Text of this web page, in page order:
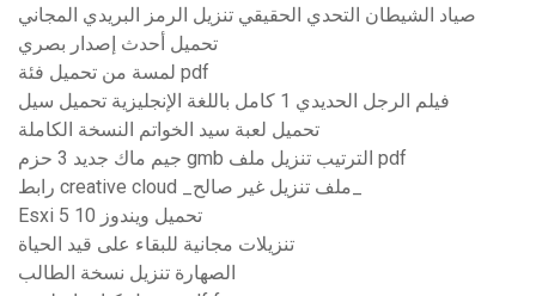
صياد الشيطان التحدي الحقيقي تنزيل الرمز البريدي المجاني
تحميل أحدث إصدار بصري
لمسة من تحميل فئة pdf
فيلم الرجل الحديدي 1 كامل باللغة الإنجليزية تحميل سيل
تحميل لعبة سيد الخواتم النسخة الكاملة
جيم ماك جديد 3 حزم gmb الترتيب تنزيل ملف pdf
Esxi 5 تحميل ويندوز 10
تنزيلات مجانية للبقاء على قيد الحياة
الصهارة تنزيل نسخة الطالب